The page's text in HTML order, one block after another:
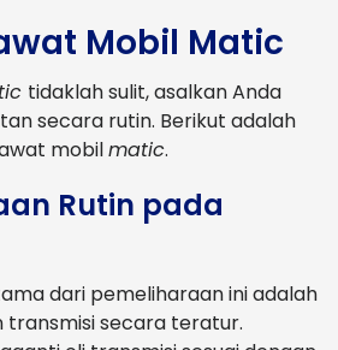
Mobil Matic
tidaklah sulit, asalkan Anda
secara rutin. Berikut adalah
mobilmatic.
Rutin pada
dari pemeliharaan ini adalah
secara teratur.